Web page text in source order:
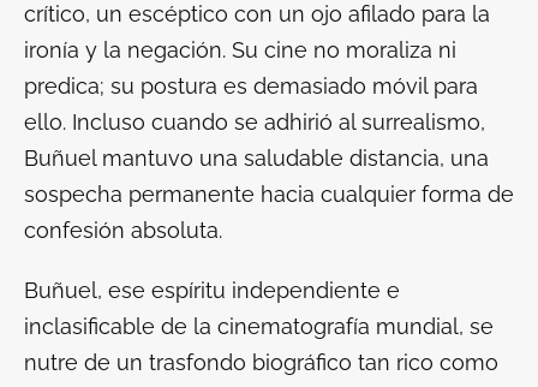
crítico, un escéptico con un ojo afilado para la
ironía y la negación. Su cine no moraliza ni
predica; su postura es demasiado móvil para
ello. Incluso cuando se adhirió al surrealismo,
Buñuel mantuvo una saludable distancia, una
sospecha permanente hacia cualquier forma de
confesión absoluta.
Buñuel, ese espíritu independiente e
inclasificable de la cinematografía mundial, se
nutre de un trasfondo biográfico tan rico como